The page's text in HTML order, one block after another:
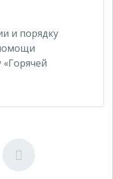
и порядку